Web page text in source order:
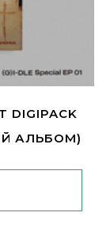
DIGIPACK
АЛЬБОМ)